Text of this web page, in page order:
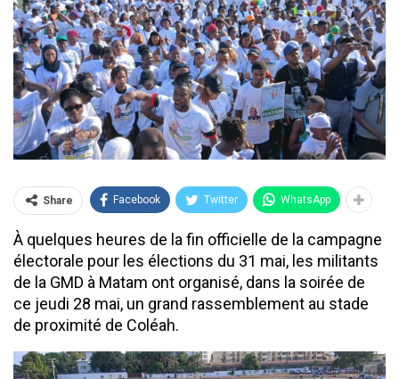
Share Facebook Twitter WhatsApp
À quelques heures de la fin officielle de la campagne
électorale pour les élections du 31 mai, les militants
de la GMD à Matam ont organisé, dans la soirée de
ce jeudi 28 mai, un grand rassemblement au stade
de proximité de Coléah.